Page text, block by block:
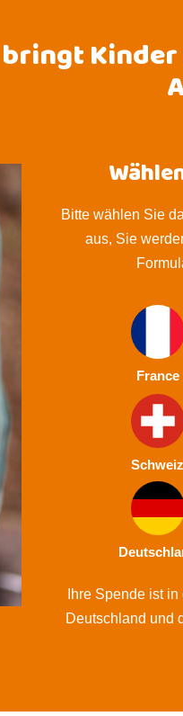
Bitte wählen Sie
aus, Sie
France
Schweiz
Ihre Spende ist
Deutschland und